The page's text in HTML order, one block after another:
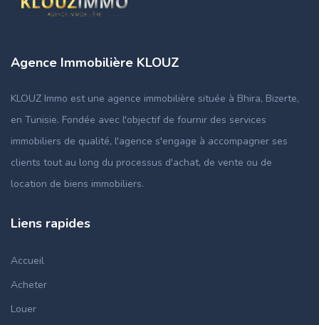
Agence Immobilière KLOUZ
KLOUZ Immo est une agence immobilière située à Bhira, Bizerte,
en Tunisie. Fondée avec l'objectif de fournir des services
immobiliers de qualité, l'agence s'engage à accompagner ses
clients tout au long du processus d'achat, de vente ou de
location de biens immobiliers.
Liens rapides
Accueil
Acheter
Louer